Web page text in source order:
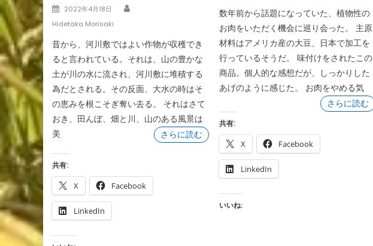
Posted
on
2022年4月18日
Hidetaka Morisaki
昔から、河川敷ではよい作物が収穫でき
ると言われている。それは、山の豊かな
土が川の水に流され、河川敷に堆積する
為だとされる。その反面、大水の時はそ
の恵みを根こそぎ奪い去る。 それはさて
おき、田んぼ、畑と川、山のある風景は
美
さらに読む
共有:
X Facebook
LinkedIn
数年前から話題になっていた、植物性の
お肉をいただく機会に巡り会った。 主原
材料はアメリカ産の大豆、日本で加工を
行っているそうだ。 味付けをされたこの
商品。個人的な感想だが、しっかりした
あげのように感じた。 お肉をやめる気
さらに読む
共有:
X Facebook
LinkedIn
いいね: